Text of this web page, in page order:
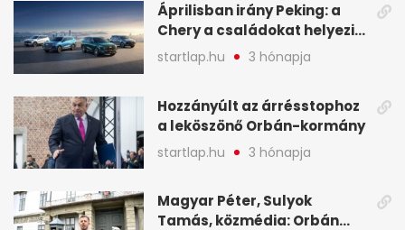
Áprilisban irány Peking: a
Chery a családokat helyezi
globális mobilitási
programja középpontjába
startlap.hu 3 hónapja
Hozzányúlt az árrésstophoz
a leköszönő Orbán-kormány
startlap.hu 3 hónapja
Magyar Péter, Sulyok
Tamás, közmédia: Orbán